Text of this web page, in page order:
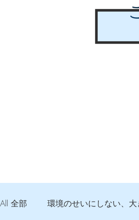
All 全部 環境のせいにしない、